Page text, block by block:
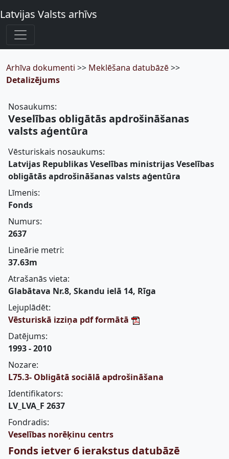
Latvijas Valsts arhīvs
Arhīva dokumenti >> Meklēšana datubāzē>>
Detalizējums
Nosaukums:
Veselības obligātās apdrošināšanas
valsts aģentūra
Vēsturiskais nosaukums:
Latvijas Republikas Veselības ministrijas Veselības
obligātās apdrošināšanas valsts aģentūra
Līmenis:
Fonds
Numurs:
2637
Lineārie metri:
37.63m
Atrašanās vieta:
Glabātava Nr.8, Skandu ielā 14, Rīga
Lejuplādēt:
Vēsturiskā izziņa pdf formātā
Datējums:
1993 - 2010
Nozare:
L75.3- Obligātā sociālā apdrošināšana
Identifikators:
LV_LVA_F 2637
Fondradis:
Veselības norēķinu centrs
Fonds ietver 6 ierakstus datubāzē